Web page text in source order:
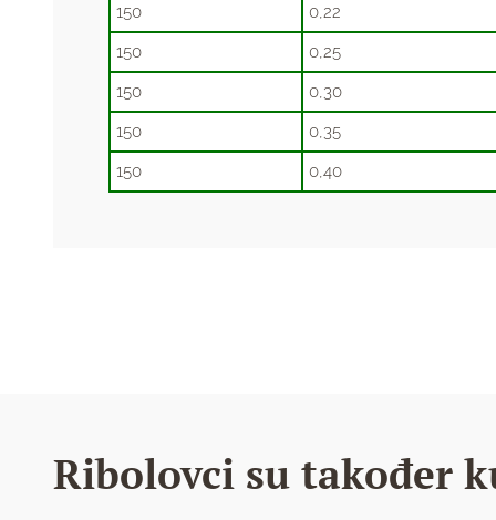
150
0,22
150
0,25
150
0,30
150
0,35
150
0,40
Ribolovci su također